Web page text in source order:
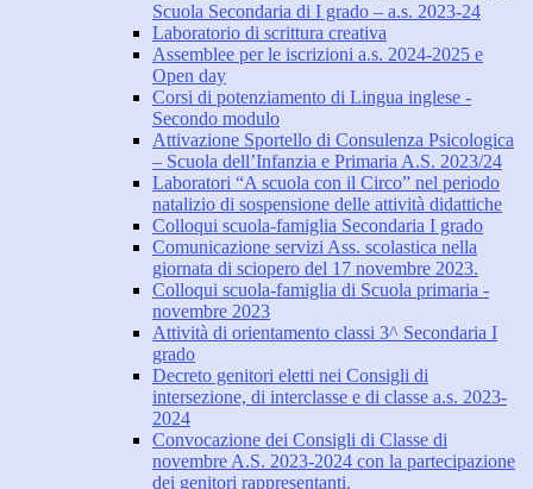
Scuola Secondaria di I grado – a.s. 2023-24
Laboratorio di scrittura creativa
Assemblee per le iscrizioni a.s. 2024-2025 e
Open day
Corsi di potenziamento di Lingua inglese -
Secondo modulo
Attivazione Sportello di Consulenza Psicologica
– Scuola dell’Infanzia e Primaria A.S. 2023/24
Laboratori “A scuola con il Circo” nel periodo
natalizio di sospensione delle attività didattiche
Colloqui scuola-famiglia Secondaria I grado
Comunicazione servizi Ass. scolastica nella
giornata di sciopero del 17 novembre 2023.
Colloqui scuola-famiglia di Scuola primaria -
novembre 2023
Attività di orientamento classi 3^ Secondaria I
grado
Decreto genitori eletti nei Consigli di
intersezione, di interclasse e di classe a.s. 2023-
2024
Convocazione dei Consigli di Classe di
novembre A.S. 2023-2024 con la partecipazione
dei genitori rappresentanti.